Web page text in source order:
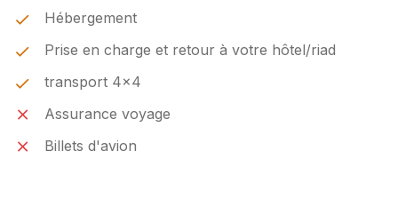
Hébergement
Prise en charge et retour à votre hôtel/riad
transport 4x4
Assurance voyage
Billets d'avion